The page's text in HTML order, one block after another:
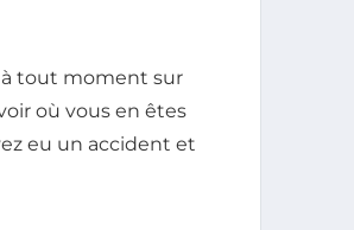
à tout moment sur
où vous en êtes
eu un accident et